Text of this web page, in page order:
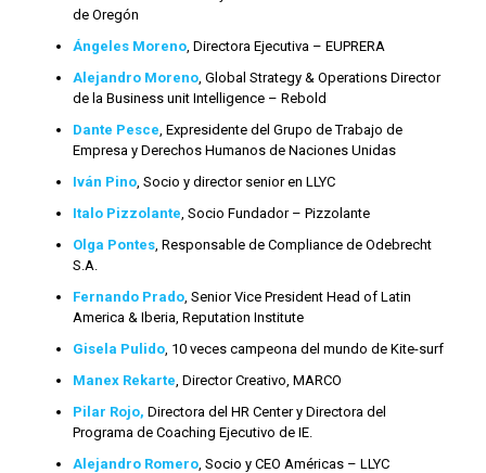
de Oregón
Ángeles Moreno, Directora Ejecutiva – EUPRERA
Alejandro Moreno, Global Strategy & Operations Director
de la Business unit Intelligence – Rebold
Dante Pesce, Expresidente del Grupo de Trabajo de
Empresa y Derechos Humanos de Naciones Unidas
Iván Pino, Socio y director senior en LLYC
Italo Pizzolante, Socio Fundador – Pizzolante
Olga Pontes, Responsable de Compliance de Odebrecht
S.A.
Fernando Prado, Senior Vice President Head of Latin
America & Iberia, Reputation Institute
Gisela Pulido, 10 veces campeona del mundo de Kite-surf
Manex Rekarte, Director Creativo, MARCO
Pilar Rojo, Directora del HR Center y Directora del
Programa de Coaching Ejecutivo de IE.
Alejandro Romero, Socio y CEO Américas – LLYC